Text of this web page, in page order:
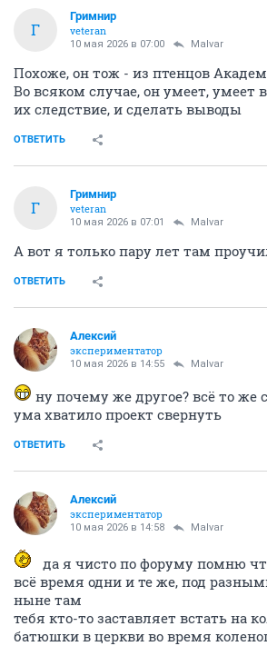
Г
Гримнир
veteran
10 мая 2026 в 07:00 Malvar
Похоже, он тож - из птенцов
Во всяком случае, он умеет, умеет
их следствие, и сделать выводы
ОТВЕТИТЬ
Г
Гримнир
veteran
10 мая 2026 в 07:01 Malvar
А вот я только пару лет там
ОТВЕТИТЬ
Алексий
экспериментатор
10 мая 2026 в 14:55 Malvar
ну почему же другое? всё то же
ума хватило проект свернуть
ОТВЕТИТЬ
Алексий
экспериментатор
10 мая 2026 в 14:58 Malvar
да я чисто по форуму помню
всё время одни и те же, под
ныне там
тебя кто-то заставляет встать на
батюшки в церкви во время